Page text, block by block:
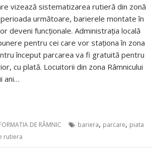
vizează sistematizarea rutieră din zonă
următoare, barierele montate în
deveni funcționale. Administrația locală
pentru cei care vor staționa în zona
început parcarea va fi gratuită pentru
cu plată. Locuitorii din zona Râmnicului
ani…
DE RÂMNIC bariera, parcare, piata
rutiera